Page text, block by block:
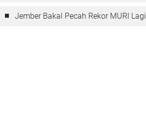
Jember Bakal Pecah Rekor MURI Lagi